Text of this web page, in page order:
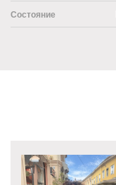
Состояние